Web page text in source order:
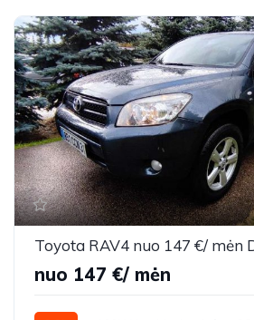
nuo 147 €/ mėn